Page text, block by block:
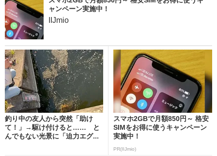
ャンペーン実施中！
IIJmio
釣り中の友人から突然「助け
て！」→駆け付けると…… と
んでもない光景に「迫力エグ...
スマホ2GBで月額850円～ 格安
SIMをお得に使うキャンペーン
実施中！
PR(IIJmio)